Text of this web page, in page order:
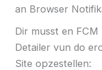
an Browser
Dir musst en
Detailer vun do
Site opzestellen: